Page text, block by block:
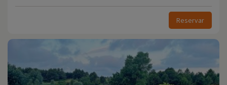
Reservar